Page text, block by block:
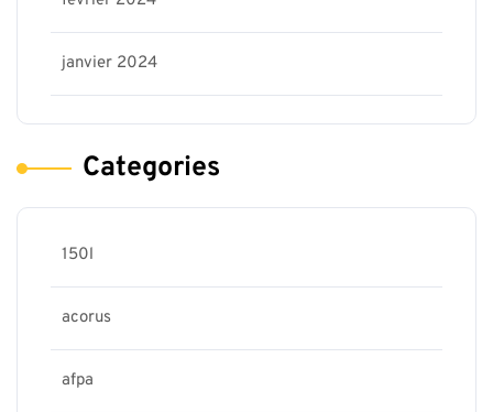
janvier 2024
Categories
150l
acorus
afpa